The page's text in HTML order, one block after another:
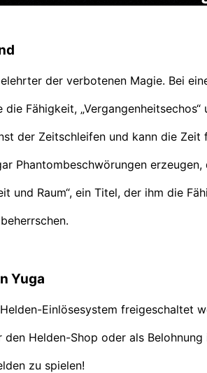
der verbotenen Magie. Bei
Fähigkeit,
der Zeitschleifen und kann die Zeit
Phantombeschwörungen
und Raum“, ein Titel, der ihm die
Yuga
Einlösesystem freigeschaltet
den Helden-Shop oder als
zu spielen!